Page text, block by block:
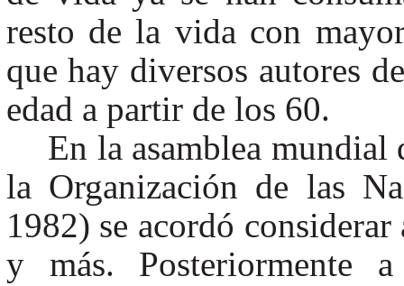
resto de la vida con
que hay diversos autores
edad a partir de los 60.
En la asamblea
la Organización de las
1982) se acordó
y más. Posteriormente